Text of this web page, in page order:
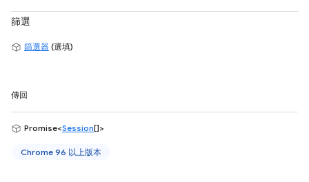
篩選
篩選器 (選填)
傳回
Promise<Session[]>
Chrome 96 以上版本